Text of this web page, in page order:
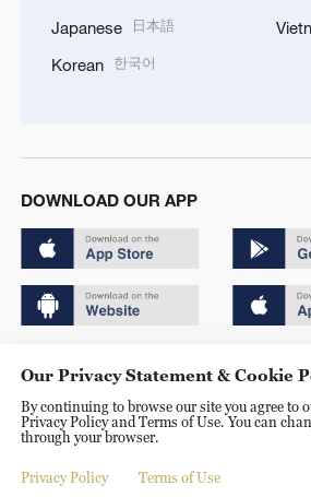
Japanese 日本語
Korean 한국어
DOWNLOAD OUR APP
京ICP备20000184号
京公网安备 11010502050052号
Disinformation report hotline: 010-85061466
Our Privacy Statement & Cookie
By continuing to browse our site you agree to
Privacy Policy and Terms of Use. You can
through your browser.
Privacy Policy Terms of Use